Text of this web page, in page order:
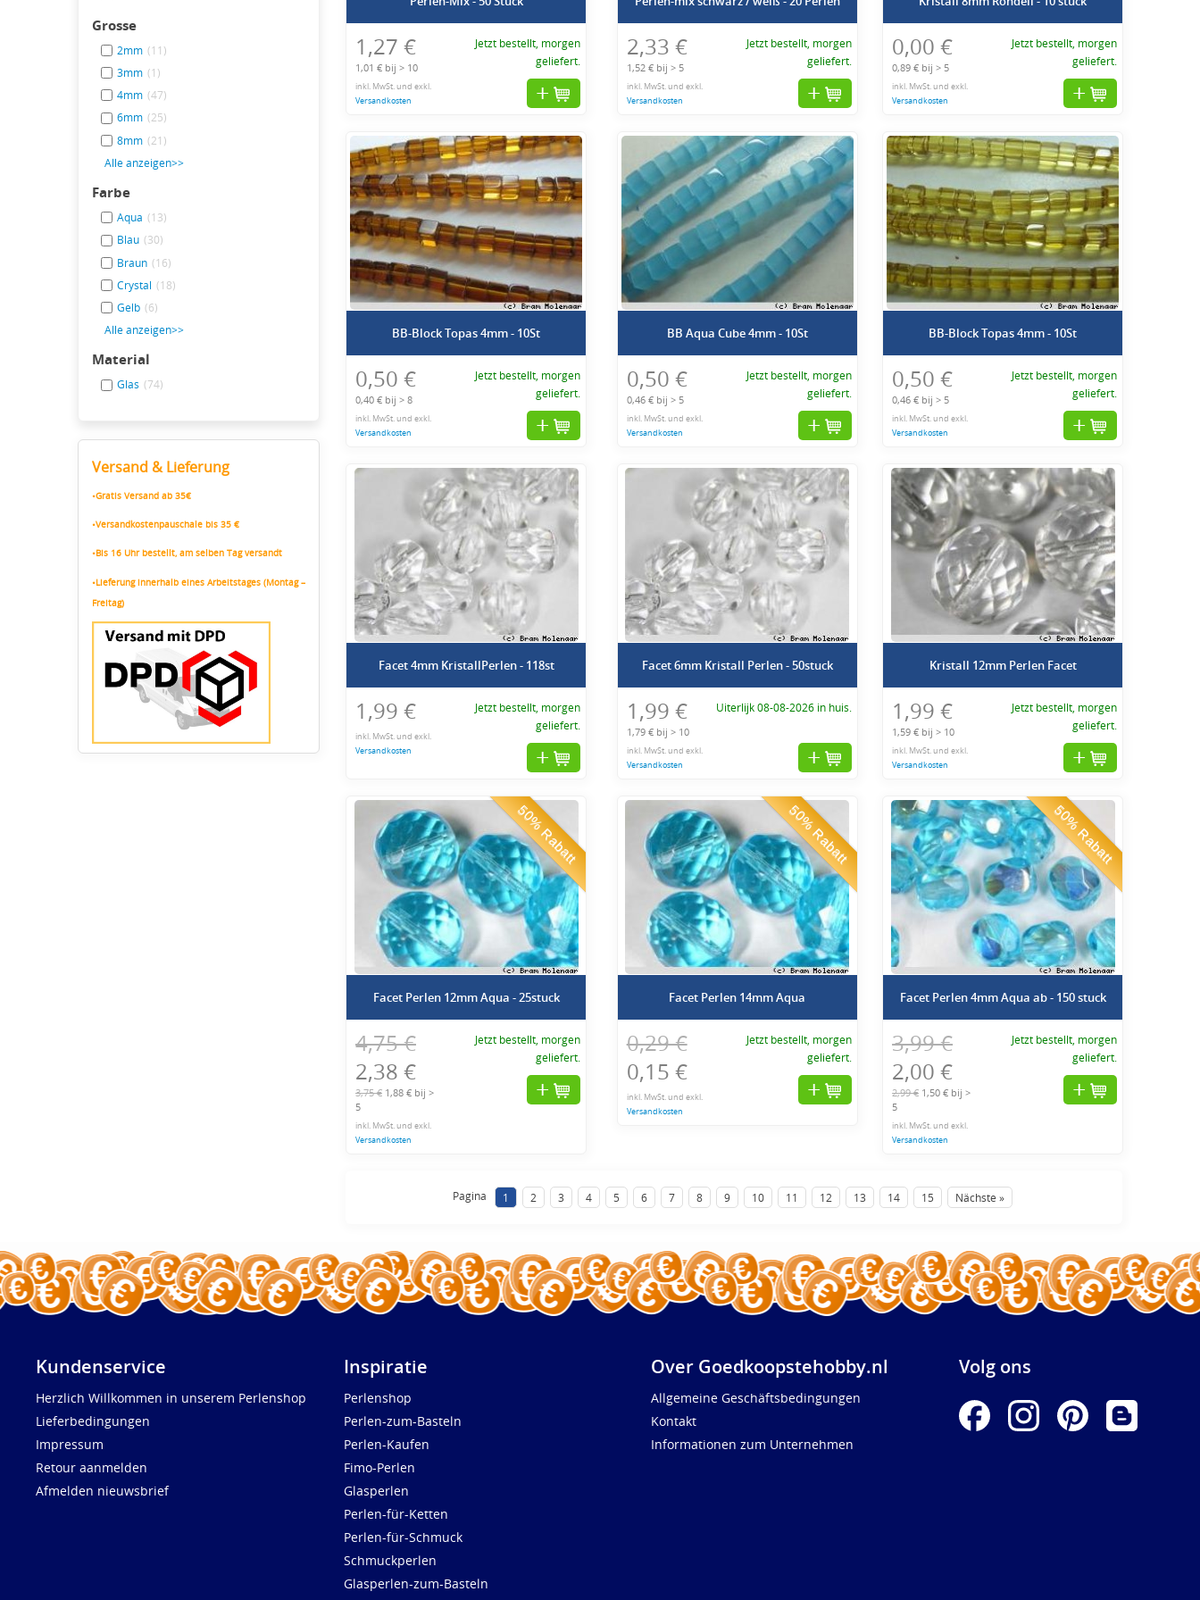
Grosse
2mm (11)
3mm (1)
4mm (47)
6mm (25)
8mm (21)
Alle anzeigen>>
Farbe
Aqua (13)
Blau (30)
Braun (16)
Crystal (18)
Gelb (6)
Alle anzeigen>>
Material
Glas (74)
Versand & Lieferung
•Gratis Versand ab 35€
•Versandkostenpauschale bis 35 €
•Bis 16 Uhr bestellt, am selben Tag versandt
•Lieferung innerhalb eines Arbeitstages (Montag –
Freitag)
1,27 €
1,01 € bij > 10
inkl. MwSt. und exkl.
Versandkosten
Jetzt bestellt, morgen
geliefert.
2,33 €
1,52 € bij > 5
inkl. MwSt. und exkl.
Versandkosten
Jetzt bestellt, morgen
geliefert.
0,00 €
0,89 € bij > 5
inkl. MwSt. und exkl.
Versandkosten
Jetzt bestellt, morgen
geliefert.
BB-Block Topas 4mm - 10St
0,50 €
0,40 € bij > 8
inkl. MwSt. und exkl.
Versandkosten
Jetzt bestellt, morgen
geliefert.
BB Aqua Cube 4mm - 10St
0,50 €
0,46 € bij > 5
inkl. MwSt. und exkl.
Versandkosten
Jetzt bestellt, morgen
geliefert.
BB-Block Topas 4mm - 10St
0,50 €
0,46 € bij > 5
inkl. MwSt. und exkl.
Versandkosten
Jetzt bestellt, morgen
geliefert.
Facet 4mm KristallPerlen - 118st
1,99 €
inkl. MwSt. und exkl.
Versandkosten
Jetzt bestellt, morgen
geliefert.
Facet 6mm Kristall Perlen - 50stuck
1,99 €
1,79 € bij > 10
inkl. MwSt. und exkl.
Versandkosten
Uiterlijk 08-08-2026 in huis.
Kristall 12mm Perlen Facet
1,99 €
1,59 € bij > 10
inkl. MwSt. und exkl.
Versandkosten
Jetzt bestellt, morgen
geliefert.
50% Rabatt
Facet Perlen 12mm Aqua - 25stuck
4,75 €
2,38 €
3,75 € 1,88 € bij >
5
inkl. MwSt. und exkl.
Versandkosten
Jetzt bestellt, morgen
geliefert.
50% Rabatt
Facet Perlen 14mm Aqua
0,29 €
0,15 €
inkl. MwSt. und exkl.
Versandkosten
Jetzt bestellt, morgen
geliefert.
50% Rabatt
Facet Perlen 4mm Aqua ab - 150 stuck
3,99 €
2,00 €
2,99 € 1,50 € bij >
5
inkl. MwSt. und exkl.
Versandkosten
Jetzt bestellt, morgen
geliefert.
Pagina 1 2 3 4 5 6 7 8 9 10 11 12 13 14 15 Nächste »
Kundenservice
Herzlich Willkommen in unserem Perlenshop
Lieferbedingungen
Impressum
Retour aanmelden
Afmelden nieuwsbrief
Inspiratie
Perlenshop
Perlen-zum-Basteln
Perlen-Kaufen
Fimo-Perlen
Glasperlen
Perlen-für-Ketten
Perlen-für-Schmuck
Schmuckperlen
Glasperlen-zum-Basteln
Over Goedkoopstehobby.nl
Allgemeine Geschäftsbedingungen
Kontakt
Informationen zum Unternehmen
Volg ons